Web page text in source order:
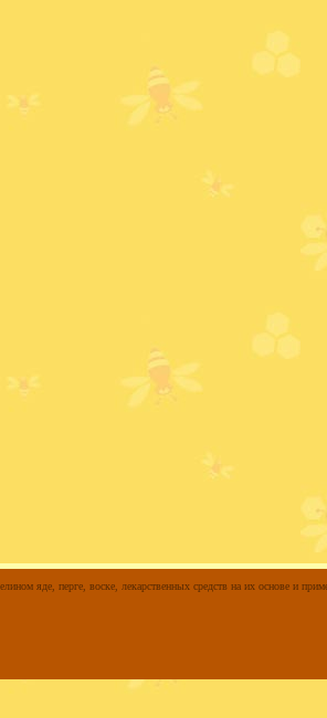
яде, перге, воске, лекарственных средств на их основе и